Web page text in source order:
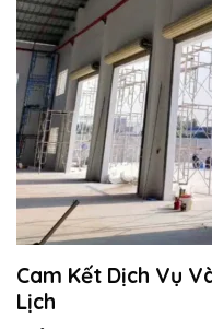
Cam Kết Dịch Vụ
Lịch